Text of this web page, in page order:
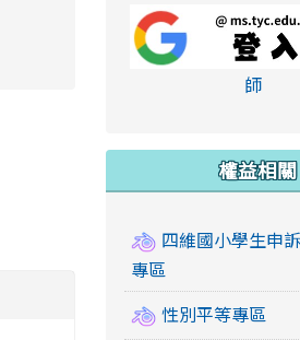
xiaohongshu.html
師link
權益相關
四維國小學生申
專區
性別平等專區